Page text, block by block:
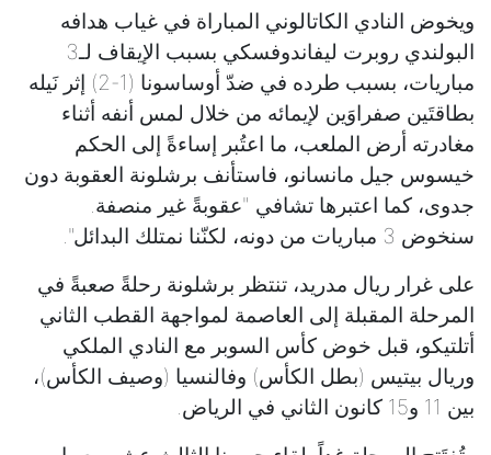
ويخوض النادي الكاتالوني المباراة في غياب هدافه
البولندي روبرت ليفاندوفسكي بسبب الإيقاف لـ3
مباريات، بسبب طرده في ضدّ أوساسونا (1-2) إثر نَيله
بطاقتَين صفراوَين لإيمائه من خلال لمس أنفه أثناء
مغادرته أرض الملعب، ما اعتُبر إساءةً إلى الحكم
خيسوس جيل مانسانو، فاستأنف برشلونة العقوبة دون
جدوى، كما اعتبرها تشافي "عقوبةً غير منصفة.
سنخوض 3 مباريات من دونه، لكنّنا نمتلك البدائل".
على غرار ريال مدريد، تنتظر برشلونة رحلةً صعبةً في
المرحلة المقبلة إلى العاصمة لمواجهة القطب الثاني
أتلتيكو، قبل خوض كأس السوبر مع النادي الملكي
وريال بيتيس (بطل الكأس) وفالنسيا (وصيف الكأس)،
بين 11 و15 كانون الثاني في الرياض.